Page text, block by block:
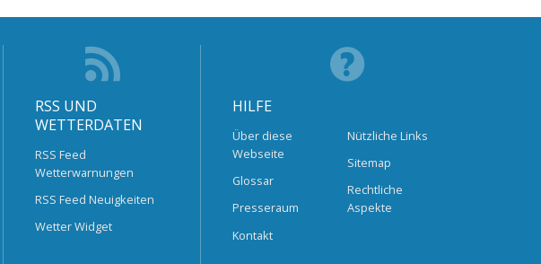
RSS UND
WETTERDATEN
RSS Feed
Wetterwarnungen
RSS Feed Neuigkeiten
Wetter Widget
HILFE
Über diese
Webseite
Glossar
Presseraum
Kontakt
Nützliche Links
Sitemap
Rechtliche
Aspekte